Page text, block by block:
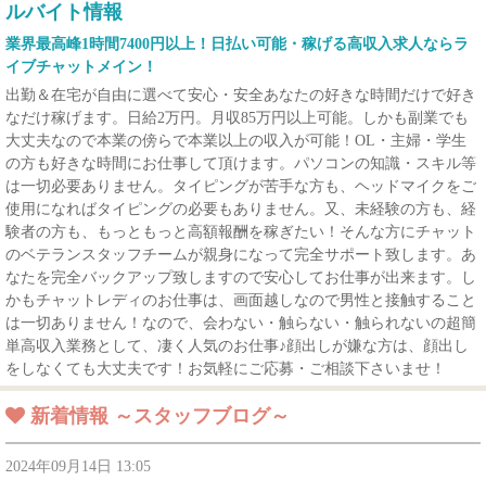
ルバイト情報
業界最高峰1時間7400円以上！日払い可能・稼げる高収入求人ならラ
イブチャットメイン！
出勤＆在宅が自由に選べて安心・安全あなたの好きな時間だけで好き
なだけ稼げます。日給2万円。月収85万円以上可能。しかも副業でも
大丈夫なので本業の傍らで本業以上の収入が可能！OL・主婦・学生
の方も好きな時間にお仕事して頂けます。パソコンの知識・スキル等
は一切必要ありません。タイピングが苦手な方も、ヘッドマイクをご
使用になればタイピングの必要もありません。又、未経験の方も、経
験者の方も、もっともっと高額報酬を稼ぎたい！そんな方にチャット
のベテランスタッフチームが親身になって完全サポート致します。あ
なたを完全バックアップ致しますので安心してお仕事が出来ます。し
かもチャットレディのお仕事は、画面越しなので男性と接触すること
は一切ありません！なので、会わない・触らない・触られないの超簡
単高収入業務として、凄く人気のお仕事♪顔出しが嫌な方は、顔出し
をしなくても大丈夫です！お気軽にご応募・ご相談下さいませ！
新着情報 ～スタッフブログ～
2024年09月14日 13:05